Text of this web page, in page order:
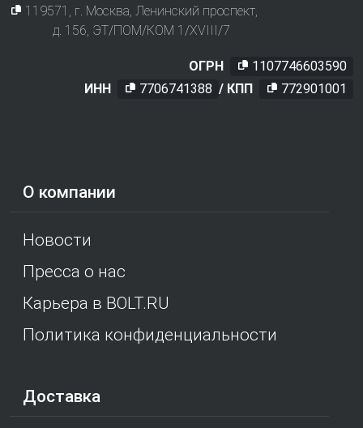
О компании
Новости
Пресса о нас
Карьера в BOLT.RU
Политика конфиденциальности
Доставка
119571
, г. Москва Ленинский проспект,
д. 156, ЭТ/ПОМ/КОМ 1/XVIII/7
ОГРН
1107746603590
ИНН
7706741388 / КПП 772901001